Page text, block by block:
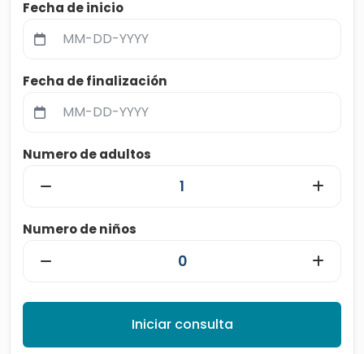
Fecha de inicio
Fecha de finalización
Numero de adultos
Numero de niños
Iniciar consulta